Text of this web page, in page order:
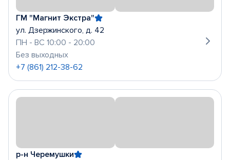
ГМ "Магнит Экстра"
ул. Дзержинского, д. 42
ПН - ВС 10:00 - 20:00
Без выходных
+7 (861) 212-38-62
р-н Черемушки